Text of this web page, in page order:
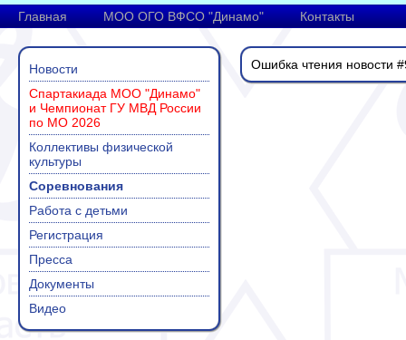
Главная МОО ОГО ВФСО "Динамо" Контакты
Новости
Спартакиада МОО "Динамо"
и Чемпионат ГУ МВД России
по МО 2026
Коллективы физической
культуры
Соревнования
Работа с детьми
Регистрация
Пресса
Документы
Видео
Ошибка чтения новости